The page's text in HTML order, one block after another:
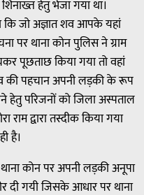
शिनाख्त हेतु भेजा गया था।
कि जो अज्ञात शव आपके यहां
पर थाना कोन पुलिस ने ग्राम
पूछताछ किया गया तो वहां
की पहचान अपनी लड़की के रूप
हेतु परिजनों को जिला अस्पताल
राम द्वारा तस्दीक किया गया
है।
थाना कोन पर अपनी लड़की अनूपा
दी गयी जिसके आधार पर थाना